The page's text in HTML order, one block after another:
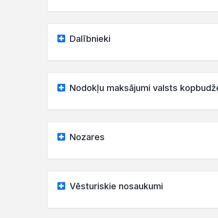
Dalībnieki
Nodokļu maksājumi valsts
Nozares
Vēsturiskie nosaukumi